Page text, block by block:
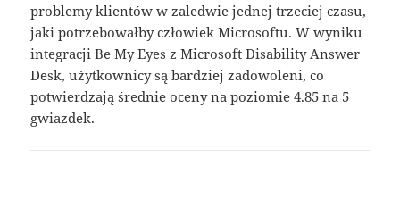
problemy klientów w zaledwie jednej trzeciej czasu,
jaki potrzebowałby człowiek Microsoftu. W wyniku
integracji Be My Eyes z Microsoft Disability Answer
Desk, użytkownicy są bardziej zadowoleni, co
potwierdzają średnie oceny na poziomie 4.85 na 5
gwiazdek.